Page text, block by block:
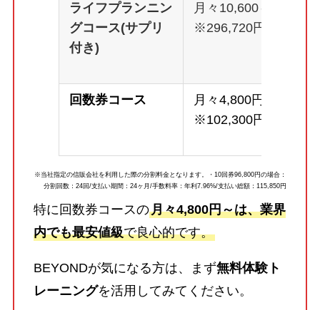
ライフプランニン
グコース(サプリ
付き)
月々10,600～
※296,720円
回数券コース
月々4,800円～
※102,300円
※当社指定の信販会社を利用した際の分割料金となります。・10回券96,800円の場合：
分割回数：24回/支払い期間：24ヶ月/手数料率：年利7.96%/支払い総額：115,850円
特に回数券コースの月々4,800円～は、業界
内でも最安値級で良心的です。
BEYONDが気になる方は、まず無料体験ト
レーニングを活用してみてください。